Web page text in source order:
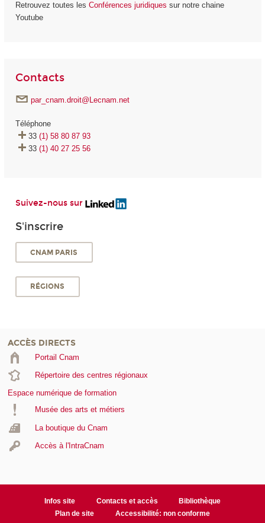
Retrouvez toutes les Conférences juridiques sur notre chaine
Youtube
Contacts
par_cnam.droit@Lecnam.net
Téléphone
33 (1) 58 80 87 93
33 (1) 40 27 25 56
Suivez-nous sur
S'inscrire
CNAM PARIS
RÉGIONS
ACCÈS DIRECTS
Portail Cnam
Répertoire des centres régionaux
Espace numérique de formation
Musée des arts et métiers
La boutique du Cnam
Accès à l'IntraCnam
Infos site Contacts et accès
Bibliothèque
Plan de site
Accessibilité: non conforme